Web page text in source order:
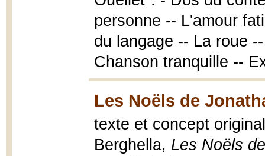
personne -- L'amour
du langage -- La roue
Chanson tranquille --
Les Noëls de
texte et concept
Berghella, Les Noëls